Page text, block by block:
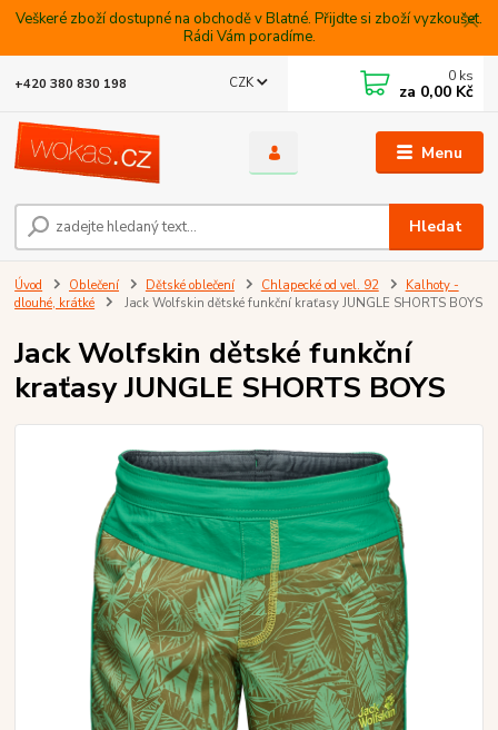
Veškeré zboží dostupné na obchodě v Blatné. Přijdte si zboží vyzkoušet.
Rádi Vám poradíme.
Menu
CZK
Hledat
+420 380 830 198 0 ks
za 0,00 Kč
Úvod Oblečení Dětské oblečení Chlapecké od vel. 92
Kalhoty -
dlouhé, krátké
Jack Wolfskin dětské funkční kraťasy JUNGLE SHORTS BOYS
Jack Wolfskin dětské funkční
kraťasy JUNGLE SHORTS BOYS